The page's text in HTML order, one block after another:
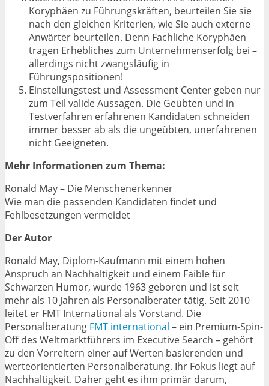
Koryphäen zu Führungskräften, beurteilen Sie sie
nach den gleichen Kriterien, wie Sie auch externe
Anwärter beurteilen. Denn Fachliche Koryphäen
tragen Erhebliches zum Unternehmenserfolg bei –
allerdings nicht zwangsläufig in
Führungspositionen!
Einstellungstest und Assessment Center geben nur
zum Teil valide Aussagen. Die Geübten und in
Testverfahren erfahrenen Kandidaten schneiden
immer besser ab als die ungeübten, unerfahrenen
nicht Geeigneten.
Mehr Informationen zum Thema:
Ronald May – Die Menschenerkenner
Wie man die passenden Kandidaten findet und
Fehlbesetzungen vermeidet
Der Autor
Ronald May, Diplom-Kaufmann mit einem hohen
Anspruch an Nachhaltigkeit und einem Faible für
Schwarzen Humor, wurde 1963 geboren und ist seit
mehr als 10 Jahren als Personalberater tätig. Seit 2010
leitet er FMT International als Vorstand. Die
Personalberatung FMT international – ein Premium-Spin-
Off des Weltmarktführers im Executive Search – gehört
zu den Vorreitern einer auf Werten basierenden und
werteorientierten Personalberatung. Ihr Fokus liegt auf
Nachhaltigkeit. Daher geht es ihm primär darum,